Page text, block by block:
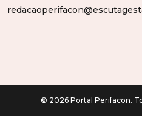
© 2026 Portal Perifacon.